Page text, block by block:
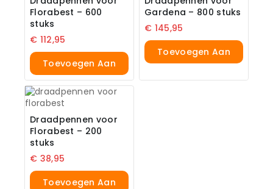
Florabest – 600
stuks
€ 112,95
Toevoegen Aan
Winkelwagen
Gardena – 800 stuks
€ 145,95
Toevoegen Aan
Draadpennen voor
Florabest – 200
stuks
€ 38,95
Toevoegen Aan